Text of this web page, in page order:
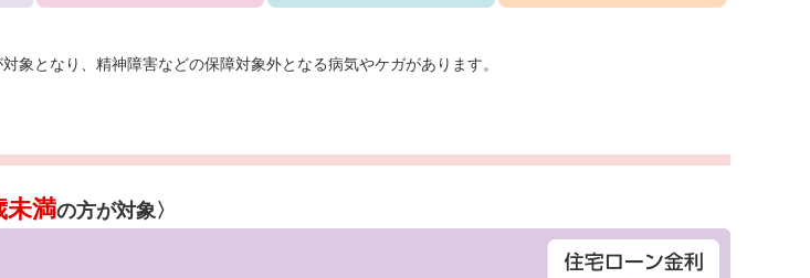
象となり、精神障害などの保障対象外となる病気やケガがあります。
未満の方が対象〉